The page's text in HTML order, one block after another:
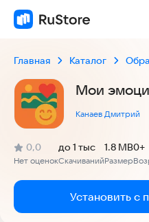
Главная Каталог
Мои
Канаев Дмитрий
Рейтинг:
0,0
(
Нет оценок
)
Скачиваний
до 1 тыс
Размер
1.8 MB0+
Установить с